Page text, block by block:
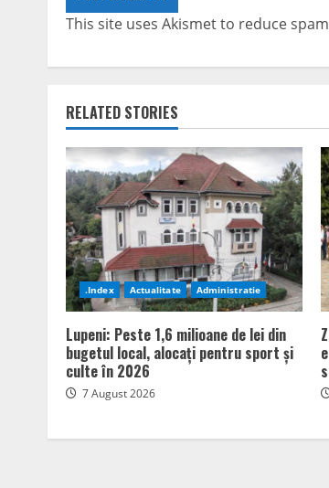
This site uses Akismet to reduce
RELATED STORIES
.Index Actualitate Administratie
Lupeni: Peste 1,6 milioane de lei din
bugetul local, alocați pentru sport și
culte în 2026
7 August 2026